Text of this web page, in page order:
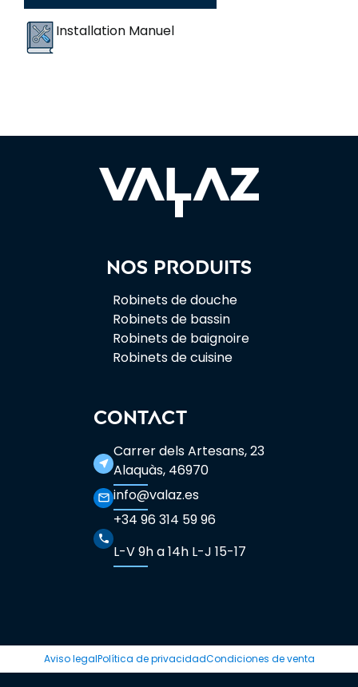
Installation Manuel
Nos produits
Robinets de douche
Robinets de bassin
Robinets de baignoire
Robinets de cuisine
CONTACT
near_me
Carrer dels Artesans, 23
Alaquàs, 46970
mail_outline info@valaz.es
phone
+34 96 314 59 96
L-V 9h a 14h L-J 15-17
Aviso legalPolítica de privacidadCondiciones de venta